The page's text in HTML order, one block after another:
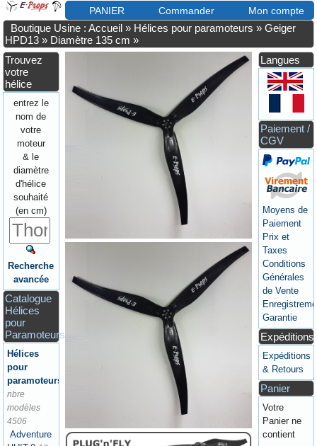
PANIER Commander Mon compte
Boutique Usine : Accueil » Hélices pour paramoteurs »Geiger
HPD13 » Diamètre 135 cm »
Trouvez
votre
hélice
entrez le
nom de
votre
moteur
& le
diamètre
d'hélice
souhaité
(en cm)
Recherche
avancée
Catalogue
Hélices
pour
Paramoteurs
Hélices
pour
paramoteurs
nbre
modèles
4506
Adventure
Langues
Paiement /
CGV
Moyens de
Paiement
Prix et
Taxes
Conditions
Générales
de Vente
Garantie
Expéditions
Expéditions
& Retours
Panier
Votre
Panier ne
contient